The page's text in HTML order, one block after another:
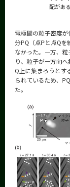
配があ
電極間の粒子密度
分PQ（点Pと点Qを
なかった。一方、
り、粒子が一方向
Q上に集まろうとす
られているため、
た。